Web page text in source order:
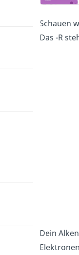
Schauen
Das -R
Dein